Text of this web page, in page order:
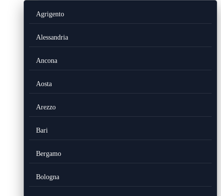
Agrigento
Alessandria
Ancona
Aosta
Arezzo
Bari
Bergamo
Bologna